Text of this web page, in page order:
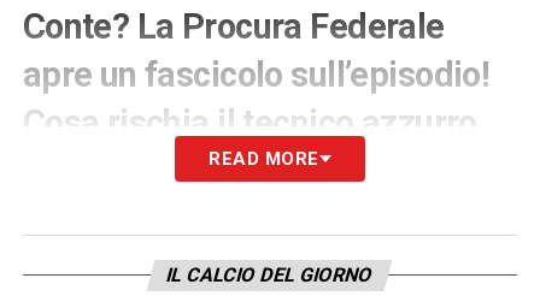
Conte? La Procura Federale
apre un fascicolo sull’episodio!
Cosa rischia il tecnico azzurro
La tensione della Coppa Italia potrebbe
noto per il suo temperamento focoso, è
READ MORE
IL CALCIO DEL GIORNO